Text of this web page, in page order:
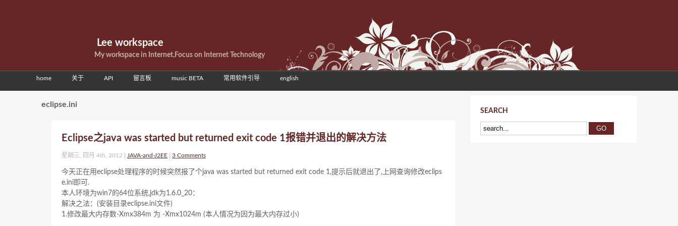
Lee workspace
My workspace in Internet,Focus on Internet Technology
home 关于 API 留言板 music BETA 常用软件引导 english
eclipse.ini
Eclipse之java was started but returned exit code 1报错并退出的解决方法
星期三, 四月 4th, 2012 | JAVA-and-J2EE 3 Comments
今天正在用eclipse处理程序的时候突然报了个java was started but returned exit code 1,提示后就退出了,上网查询修改eclips
e.ini即可.
本人环境为win7的64位系统,jdk为1.6.0_20：
解决之法：(安装目录eclipse.ini文件)
1.修改最大内存数-Xmx384m 为 -Xmx1024m (本人情况为因为最大内存过小)
SEARCH